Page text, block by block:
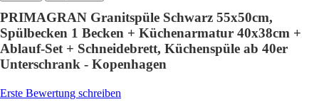
PRIMAGRAN Granitspüle Schwarz 55x50cm,
Spülbecken 1 Becken + Küchenarmatur 40x38cm +
Ablauf-Set + Schneidebrett, Küchenspüle ab 40er
Unterschrank - Kopenhagen
Erste Bewertung schreiben